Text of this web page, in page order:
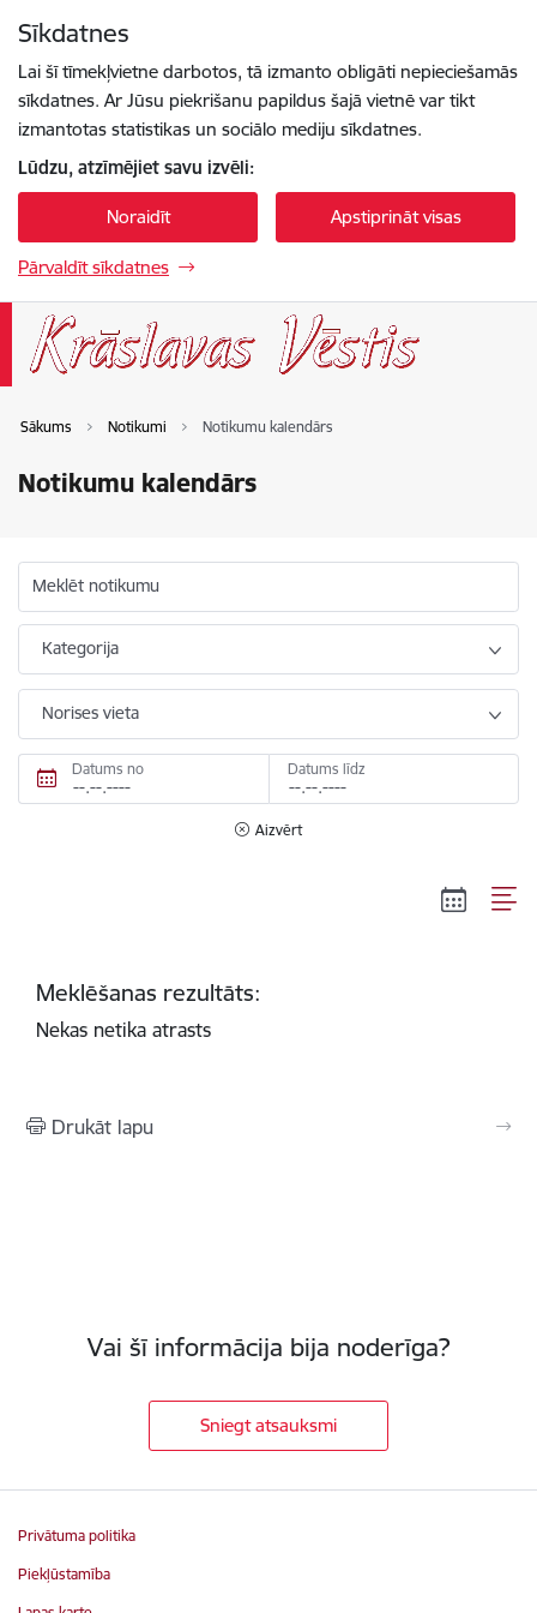
Sīkdatnes
Lai šī tīmekļvietne darbotos, tā izmanto obligāti nepieciešamās
sīkdatnes. Ar Jūsu piekrišanu papildus šajā vietnē var tikt
izmantotas statistikas un sociālo mediju sīkdatnes.
Lūdzu, atzīmējiet savu izvēli:
Noraidīt Apstiprināt visas
Pārvaldīt sīkdatnes
Sākums Notikumi Notikumu kalendārs
Notikumu kalendārs
Meklēt notikumu
Kategorija
Norises vieta
Datums no Datums līdz
Aizvērt
Meklēšanas rezultāts:
Nekas netika atrasts
Drukāt lapu
Vai šī informācija bija noderīga?
Sniegt atsauksmi
Privātuma politika
Piekļūstamība